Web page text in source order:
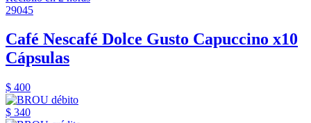
29045
Café Nescafé Dolce Gusto Capuccino x10
Cápsulas
$ 400
$ 340